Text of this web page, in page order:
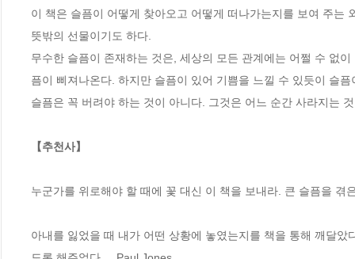
이 책은 슬픔이 어떻게 찾아오고 어떻게 떠나가는지를 보여 주는
뜻밖의 선물이기도 하다.
무수한 슬픔이 존재하는 것은, 세상의 모든 관계에는 어쩔 수 없
픔이 삐져나온다. 하지만 슬픔이 있어 기쁨을 느낄 수 있듯이 슬
슬픔은 꼭 버려야 하는 것이 아니다. 그것은 어느 순간 사라지는
【추천사】
누군가를 위로해야 할 때에 꽃 대신 이 책을 보내라. 큰 슬픔을
아내를 잃었을 때 내가 어떤 상황에 놓였는지를 책을 통해 깨달